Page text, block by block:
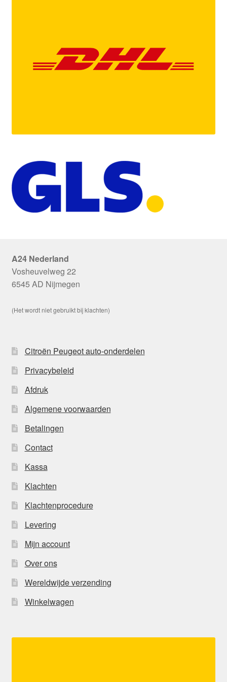
A24 Nederland
Vosheuvelweg 22
6545 AD Nijmegen
(Het wordt niet gebruikt bij klachten)
Citroën Peugeot auto-onderdelen
Privacybeleid
Afdruk
Algemene voorwaarden
Betalingen
Contact
Kassa
Klachten
Klachtenprocedure
Levering
Mijn account
Over ons
Wereldwijde verzending
Winkelwagen